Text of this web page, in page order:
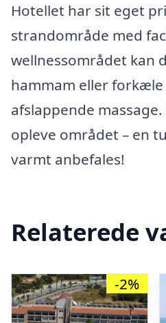
Hotellet har sit eget
strandområde med
wellnessområdet kan
hammam eller forkæle
afslappende
opleve området – en
varmt anbefales!
Relaterede
-2%